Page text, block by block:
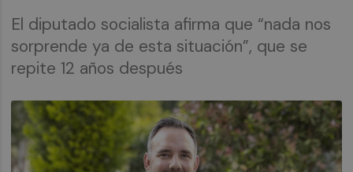
El diputado socialista afirma que “nada nos
sorprende ya de esta situación”, que se
repite 12 años después